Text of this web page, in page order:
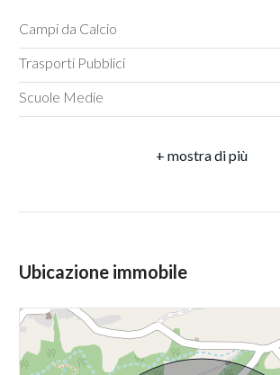
Bagni : 1
Locali : 2
Stato conservazione : Da ristrutturare
Anno di costruzione : 1800
Campi da Calcio
Trasporti Pubblici
Scuole Medie
Ubicazione immobile
5